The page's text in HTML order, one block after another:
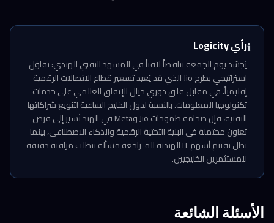
ℹ️رأي Logicity
يُجسّد يوم الجمعة تناقضاً لافتاً في المشهد التقني الهندي: تفاؤل
استراتيجي بطرح Jio الذي قد يُعيد تسعير قطاع الاتصالات الرقمية
إقليمياً، في مقابل قلق دوري حيال الإنفاق العالمي على خدمات
تكنولوجيا المعلومات. بالنسبة لدول الخليج الساعية لتنويع شراكاتها
التقنية، فإن ضخامة طموحات Jio وMeta في الهند تُشير إلى فرص
تعاون محتملة في البنية التحتية الرقمية والذكاء الاصطناعي، بينما
يظل تقييم أسهم IT الهندية المتراجعة مسألة تتطلب مراقبة دقيقة
للمستثمرين الخليجيين.
الأسئلة الشائعة